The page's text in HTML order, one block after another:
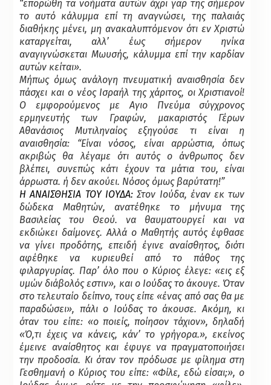
“επορώθη τα νοήματα αυτών άχρι γαρ της σήμερον
το αυτό κάλυμμα επί τη αναγνώσει, της παλαιάς
διαθήκης μένει, μη ανακαλυπτόμενον ότι εν Χριστώ
καταργείται, αλλ’ έως σήμερον ηνίκα
αναγιγνώσκεται Μωυσής, κάλυμμα επί την καρδίαν
αυτών κείται».
Μήπως όμως ανάλογη πνευματική αναισθησία δεν
πάσχει και ο νέος Ισραήλ της χάριτος, οι Χριστιανοί!
Ο εμφορούμενος με Αγιο Πνεύμα σύγχρονος
ερμηνευτής των Γραφών, μακαριστός Γέρων
Αθανάσιος Μυτιληναίος εξηγούσε τι είναι η
αναισθησία: “Είναι νόσος, είναι αρρώστια, όπως
ακριβώς θα λέγαμε ότι αυτός ο άνθρωπος δεν
βλέπει, συνεπώς κάτι έχουν τα μάτια του, είναι
άρρωστα. ή δεν ακούει. Νόσος όμως βαρύτατη!”
Η ΑΝΑΙΣΘΗΣΙΑ ΤΟΥ ΙΟΥΔΑ: Στον Ιούδα, έναν εκ των
δώδεκα Μαθητών, ανατέθηκε το μήνυμα της
Βασιλείας του Θεού. να θαυματουργεί και να
εκδιώκει δαίμονες. Αλλά ο Μαθητής αυτός έφθασε
να γίνει προδότης, επειδή έγινε αναίσθητος, διότι
αφέθηκε να κυριευθεί από το πάθος της
φιλαργυρίας. Παρ’ όλο που ο Κύριος έλεγε: «εις εξ
υμών διάβολός εστιν», και ο Ιούδας το άκουγε. Όταν
στο τελευταίο δείπνο, τους είπε «ένας από σας θα με
παραδώσει», πάλι ο Ιούδας το άκουσε. Ακόμη, κι
όταν του είπε: «ο ποιείς, ποίησον τάχιον», δηλαδή
«Ό,τι έχεις να κάνεις, κάν’ το γρήγορα.», εκείνος
έμεινε αναίσθητος και έφυγε να πραγματοποιήσει
την προδοσία. Κι όταν τον πρόδωσε με φίλημα στη
Γεσθημανή ο Κύριος του είπε: «Φίλε, εδώ είσαι;», ο